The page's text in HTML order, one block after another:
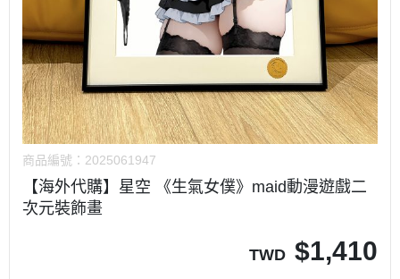
商品編號： 2025061947
【海外代購】星空 《生氣女僕》maid動漫遊戲二
次元裝飾畫
TWD $1,410